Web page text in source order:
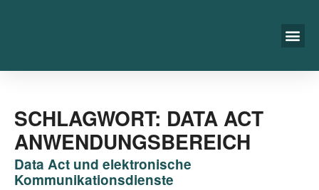
SCHLAGWORT: DATA ACT
ANWENDUNGSBEREICH
Data Act und elektronische
Kommunikationsdienste